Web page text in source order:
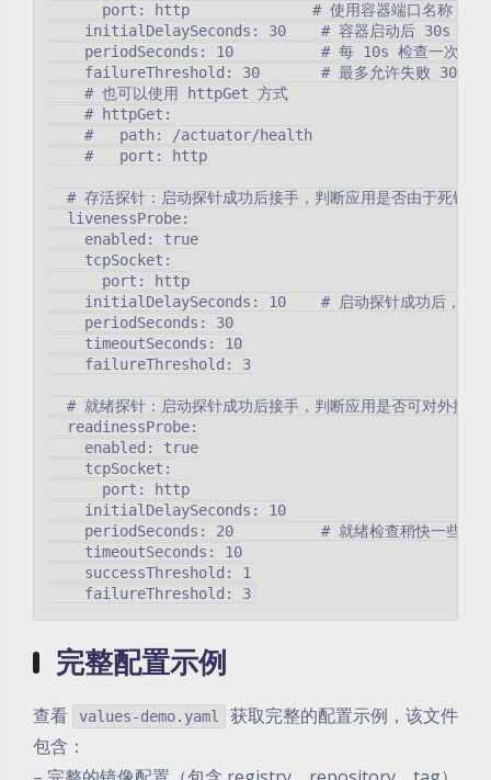
port: http              # 使用容器端口名称，
initialDelaySeconds: 30    # 容器启动后 30s 开始
    periodSeconds: 10          # 每 10s 检查一次
failureThreshold: 30       # 最多允许失败 30
    # 也可以使用 httpGet 方式
    # httpGet:
    #   path: /actuator/health
    #   port: http
# 存活探针：启动探针成功后接手，判断应用是否由于死锁等
  livenessProbe:
    enabled: true
    tcpSocket:
      port: http
initialDelaySeconds: 10    # 启动探针成功后，只
    periodSeconds: 30
    timeoutSeconds: 10
    failureThreshold: 3
# 就绪探针：启动探针成功后接手，判断应用是否可对外提供
  readinessProbe:
    enabled: true
    tcpSocket:
      port: http
    initialDelaySeconds: 10
periodSeconds: 20          # 就绪检查稍快一些，以
    timeoutSeconds: 10
    successThreshold: 1
完整配置示例
查看 values-demo.yaml
获取完整的配置示例，该文件
包含：